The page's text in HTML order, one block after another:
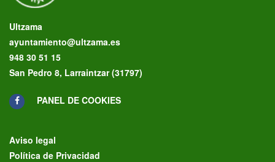
Ultzama
ayuntamiento@ultzama.es
948 30 51 15
San Pedro 8, Larraintzar (31797)
PANEL DE COOKIES
Aviso legal
Política de Privacidad